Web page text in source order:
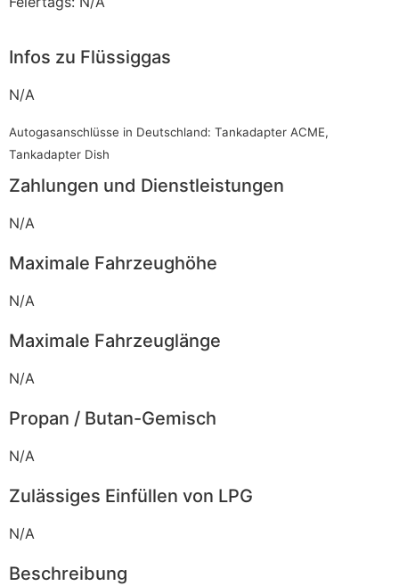
Infos zu Flüssiggas
N/A
Autogasanschlüsse in Deutschland: Tankadapter ACME,
Tankadapter Dish
Zahlungen und Dienstleistungen
N/A
Maximale Fahrzeughöhe
N/A
Maximale Fahrzeuglänge
N/A
Propan / Butan-Gemisch
N/A
Zulässiges Einfüllen von LPG
N/A
Beschreibung